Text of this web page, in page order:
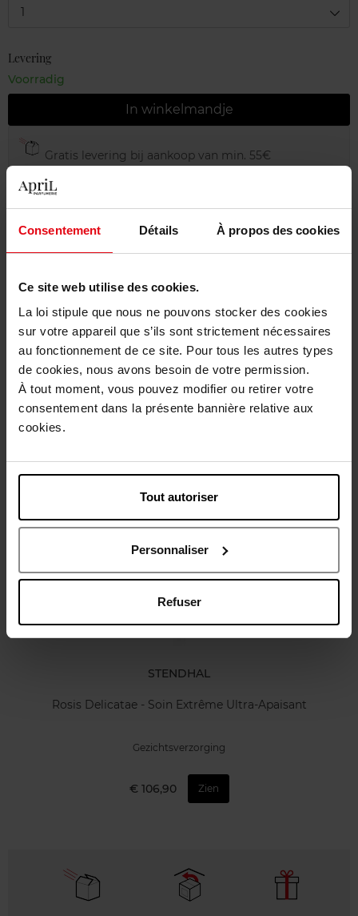
Consentement Détails À propos des cookies
Ce site web utilise des cookies.
La loi stipule que nous ne pouvons stocker des cookies
sur votre appareil que s’ils sont strictement nécessaires
au fonctionnement de ce site. Pour tous les autres types
de cookies, nous avons besoin de votre permission.
À tout moment, vous pouvez modifier ou retirer votre
consentement dans la présente bannière relative aux
cookies.
Tout autoriser
Personnaliser
Refuser
1
Levering
Voorradig
In winkelmandje
Gratis levering bij aankoop van min. 55€
Gratis retour in je winkelpunt
Gratis verpakking
Beschrijving
Gebruiksadvies
Karakteristieken
Review
Nog iets vergeten ?
STENDHAL
Rosis Delicatae - Soin Extrême Ultra-Apaisant
Gezichtsverzorging
€ 106,90 Zien